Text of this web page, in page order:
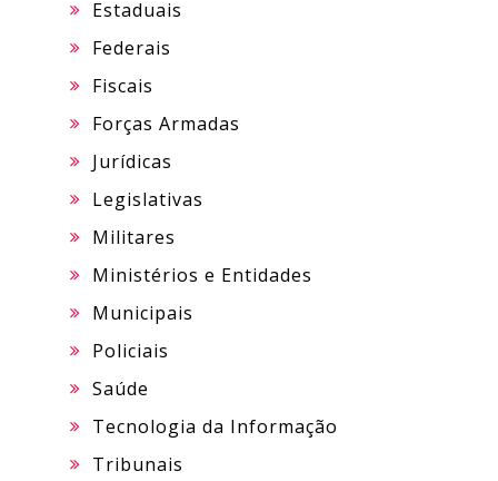
Estaduais
Federais
Fiscais
Forças Armadas
Jurídicas
Legislativas
Militares
Ministérios e Entidades
Municipais
Policiais
Saúde
Tecnologia da Informação
Tribunais